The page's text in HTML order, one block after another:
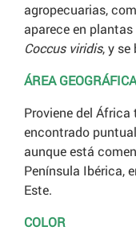
agropecuarias,
aparece en
Coccus viridis, y se
ÁREA GEOGRÁFICA
Proviene del
encontrado
aunque está
Península Ibérica,
Este.
COLOR